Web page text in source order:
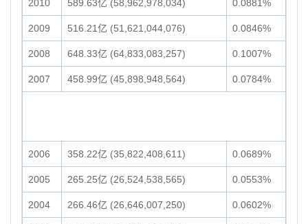
2010 589.63亿 (58,962,978,034) 0.0881%
2009 516.21亿 (51,621,044,076) 0.0846%
2008 648.33亿 (64,833,083,257) 0.1007%
2007 458.99亿 (45,898,948,564) 0.0784%
2006 358.22亿 (35,822,408,611) 0.0689%
2005 265.25亿 (26,524,538,565) 0.0553%
2004 266.46亿 (26,646,007,250) 0.0602%